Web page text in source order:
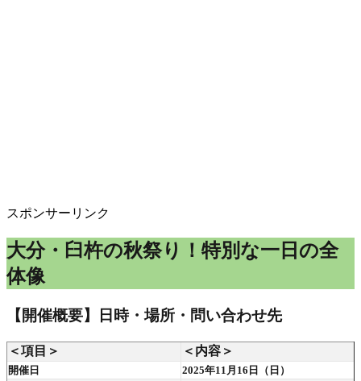
スポンサーリンク
大分・臼杵の秋祭り！特別な一日の全
体像
【開催概要】日時・場所・問い合わせ先
＜項目＞ ＜内容＞
開催日 2025年11月16日（日）